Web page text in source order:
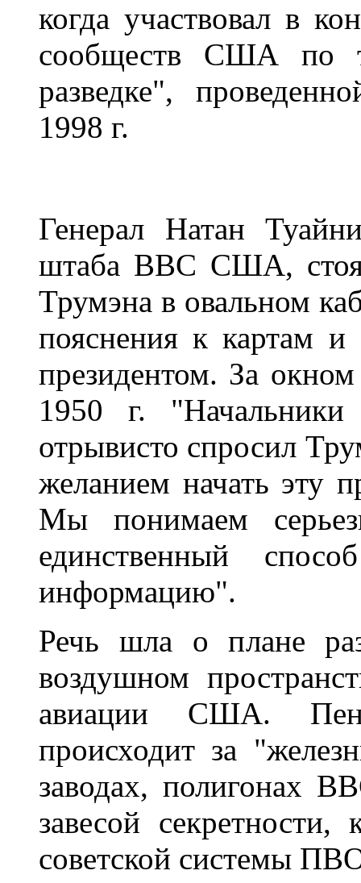
когда участвовал в
сообществ США по
разведке",
1998 г.
Генерал Натан
штаба ВВС США,
Трумэна в овальном
пояснения к картам
президентом. За
1950 г.
отрывисто спросил
желанием начать эту
Мы понимаем
единственный
информацию".
Речь шла о плане
воздушном
авиации США.
происходит за
заводах, полигонах
завесой
советской системы